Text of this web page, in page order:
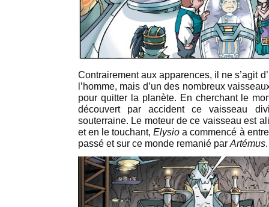
Contrairement aux apparences, il ne s’agit
l’homme, mais d’un des nombreux
pour quitter la planète. En cherchant le
découvert par accident ce vaisseau
souterraine. Le moteur de ce vaisseau est
et en le touchant,Elysio a commencé à
passé et sur ce monde remanié parArtémus.